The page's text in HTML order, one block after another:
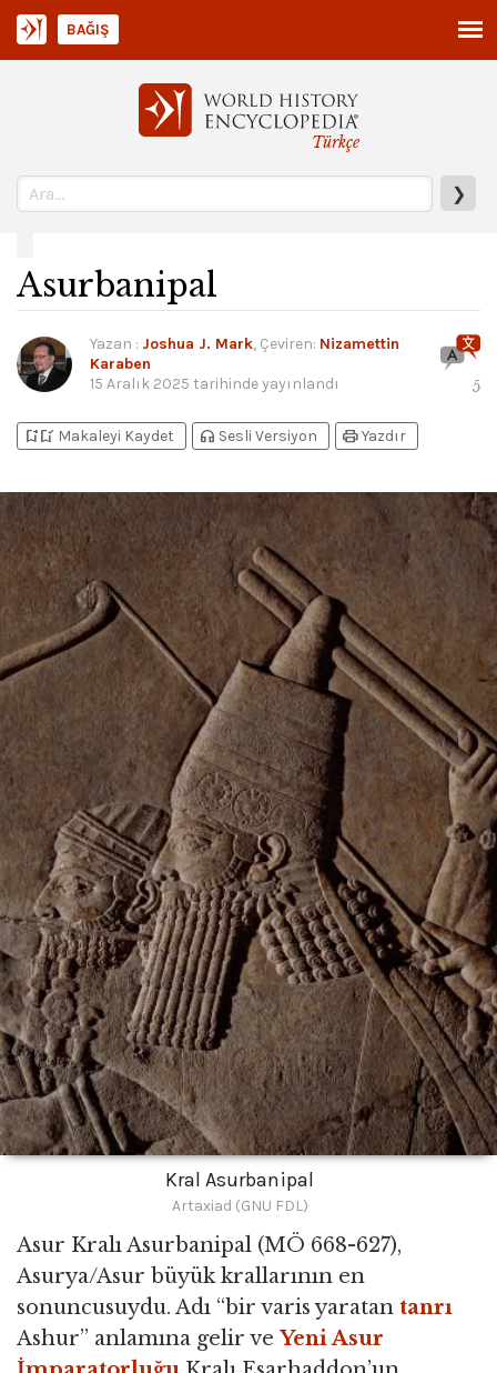
Türkçe
❯
BAĞIŞ
Asurbanipal
Yazan : Joshua J. Mark, Çeviren: Nizamettin
Karaben
15 Aralık 2025 tarihinde yayınlandı 5
bookmark_addbookmark_added Makaleyi Kaydet headphones Sesli Versiyon printYazdır
Kral Asurbanipal
Artaxiad (GNU FDL)
Asur Kralı Asurbanipal (MÖ 668-627),
Asurya/Asur büyük krallarının en
sonuncusuydu. Adı “bir varis yaratan tanrı
Ashur” anlamına gelir ve Yeni Asur